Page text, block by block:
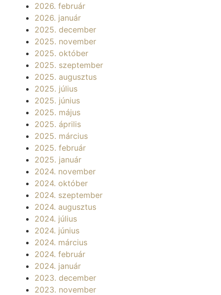
2026. február
2026. január
2025. december
2025. november
2025. október
2025. szeptember
2025. augusztus
2025. július
2025. június
2025. május
2025. április
2025. március
2025. február
2025. január
2024. november
2024. október
2024. szeptember
2024. augusztus
2024. július
2024. június
2024. március
2024. február
2024. január
2023. december
2023. november